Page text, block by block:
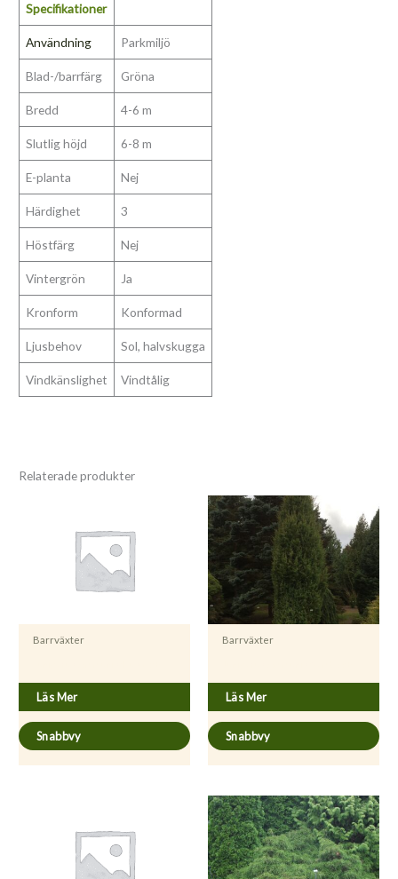
Specifikationer
Användning Parkmiljö
Blad-/barrfärg Gröna
Bredd 4-6 m
Slutlig höjd 6-8 m
E-planta Nej
Härdighet 3
Höstfärg Nej
Vintergrön Ja
Kronform Konformad
Ljusbehov Sol, halvskugga
Vindkänslighet Vindtålig
Relaterade produkter
Barrväxter
Läs Mer
Snabbvy
Barrväxter
Läs Mer
Snabbvy